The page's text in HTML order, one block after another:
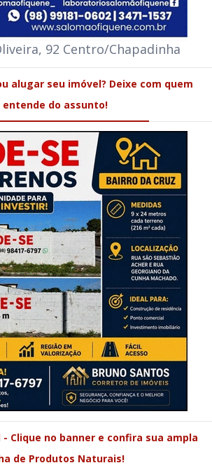
92 Centro/Chapadinha
alugar seu imóvel? Deixe com quem
entende do assunto!
Clique no banner e confira sua ampla
de Produtos Naturais!